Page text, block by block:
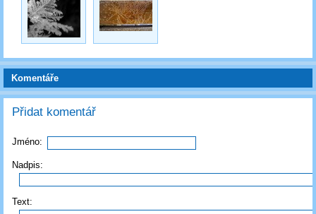
Komentáře
Přidat komentář
Jméno:
Nadpis:
Text: